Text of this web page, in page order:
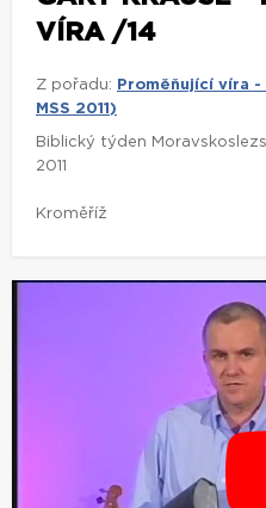
VÍRA /14
Z pořadu:
Proměňující víra
MSS 2011)
Biblický týden
2011
Kroměříž